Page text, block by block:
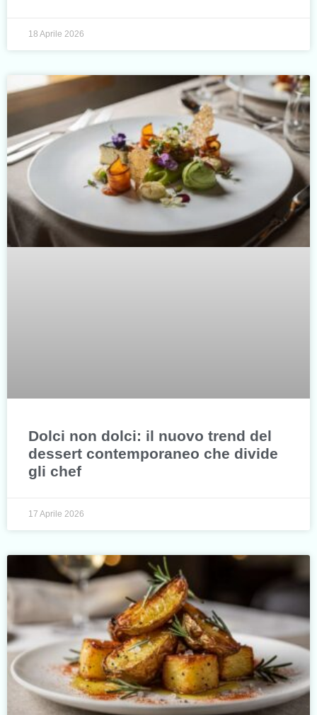
18 Aprile 2026
Dolci non dolci: il nuovo trend del
dessert contemporaneo che divide
gli chef
17 Aprile 2026